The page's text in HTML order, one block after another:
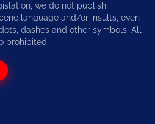
we do not publish
language and/or insults, even
dashes and other symbols. All
prohibited.